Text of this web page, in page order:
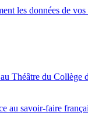
les données de
Théâtre du Collège
au savoir-faire